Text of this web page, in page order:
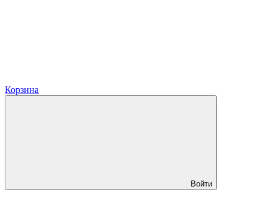
Корзина
Войти